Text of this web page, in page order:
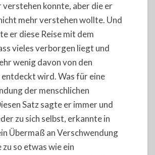
verstehen konnte, aber die er
mehr verstehen wollte. Und
er diese Reise mit dem
vieles verborgen liegt und
wenig davon von den
entdeckt wird. Was für eine
der menschlichen
Satz sagte er immer und
zu sich selbst, erkannte in
Übermaß an Verschwendung
zu so etwas wie ein